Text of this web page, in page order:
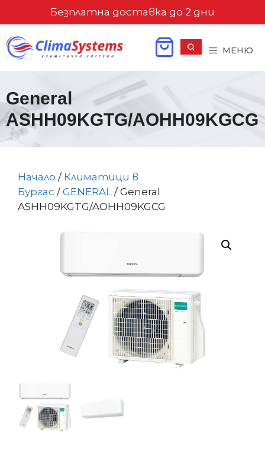
съдържанието
Безплатна доставка до 2 дни
МЕНЮ
General
ASHH09KGTG/AOHH09KGCG
Начало / Климатици в
Бургас /GENERAL / General
ASHH09KGTG/AOHH09KGCG